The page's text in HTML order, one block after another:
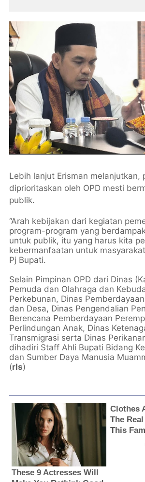
Lebih lanjut Erisman melanjutkan,
diprioritaskan oleh OPD mesti
publik.
“Arah kebijakan dari kegiatan
program-program yang
untuk publik, itu yang harus kita
kebermanfaatan untuk
Pj Bupati.
Selain Pimpinan OPD dari Dinas
Pemuda dan Olahraga dan
Perkebunan, Dinas
dan Desa, Dinas Pengendalian
Berencana Pemberdayaan
Perlindungan Anak, Dinas
Transmigrasi serta Dinas
dihadiri Staff Ahli Bupati Bidang
dan Sumber Daya Manusia
(rls)